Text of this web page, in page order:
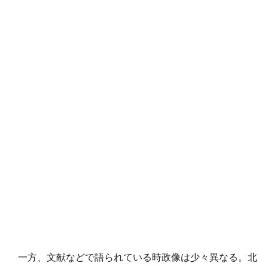
一方、文献などで語られている時政像は少々異なる。北